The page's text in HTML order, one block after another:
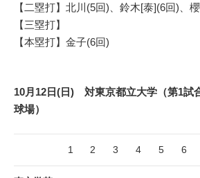
【二塁打】北川(5回)、鈴木[泰](6回)、
【三塁打】
【本塁打】金子(6回)
10月12日(日) 対東京都立大学（第1試
球場）
1 2 3 4 5 6